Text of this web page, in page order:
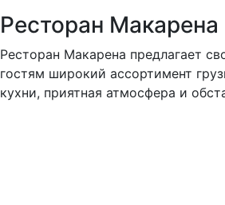
Ресторан Макарена
Ресторан Макарена предлагает
гостям широкий ассортимент
кухни, приятная атмосфера и